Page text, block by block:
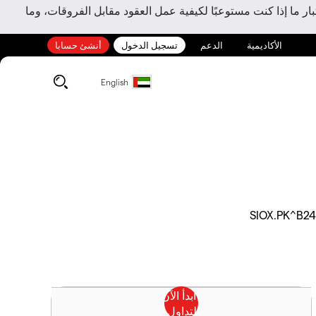
ما إذا كنت مستوعبًا لكيفية عمل العقود مقابل الفروقات، وما
الأكاديمية الدعم تسجيل الدخول أنشئ حسابا
English
SIOX.PK^B24